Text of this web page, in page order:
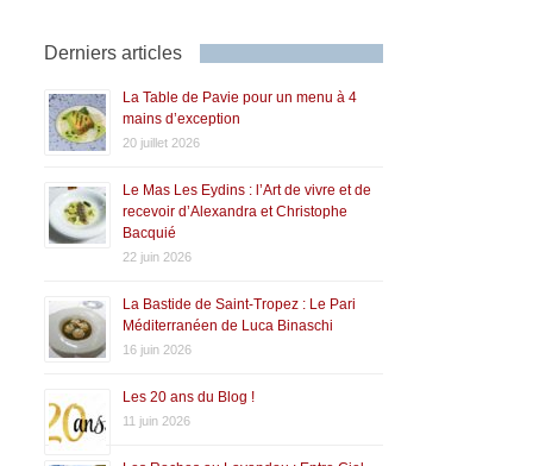
Derniers articles
La Table de Pavie pour un menu à 4
mains d’exception
20 juillet 2026
Le Mas Les Eydins : l’Art de vivre et de
recevoir d’Alexandra et Christophe
Bacquié
22 juin 2026
La Bastide de Saint-Tropez : Le Pari
Méditerranéen de Luca Binaschi
16 juin 2026
Les 20 ans du Blog !
11 juin 2026